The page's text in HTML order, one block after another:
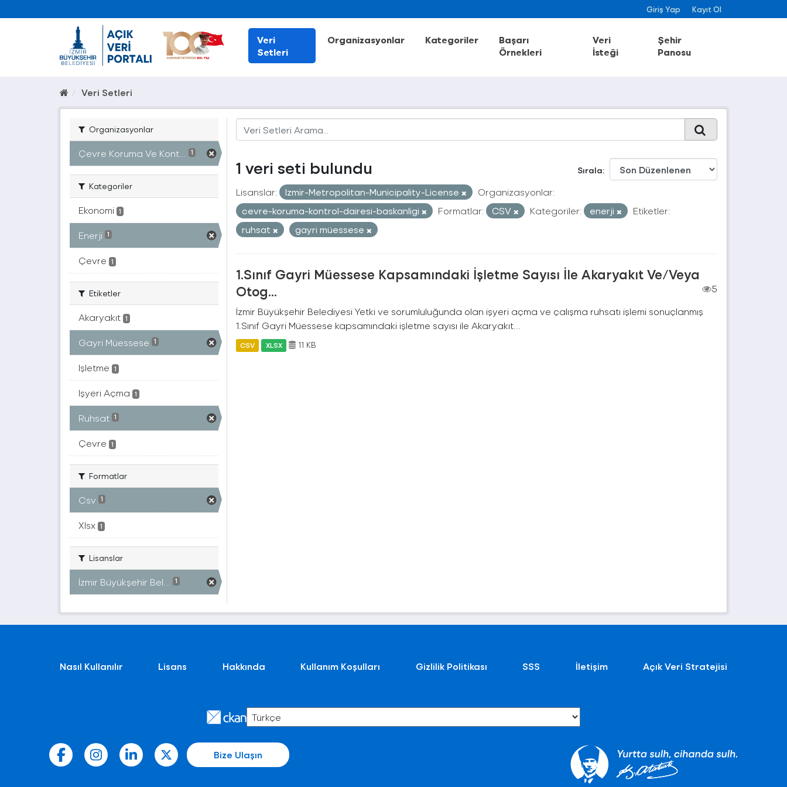
Giriş Yap Kayıt Ol
Veri
Setleri
Organizasyonlar Kategoriler
Başarı
Örnekleri
Veri
İsteği
Şehir
Panosu
Veri Setleri
Organizasyonlar
Çevre Koruma Ve Kont... 1
Kategoriler
Ekonomi 1
Enerji 1
Çevre 1
Etiketler
Akaryakıt 1
Gayri Müessese 1
Işletme 1
Işyeri Açma 1
Ruhsat 1
Çevre 1
Formatlar
Csv 1
Xlsx 1
Lisanslar
İzmir Büyükşehir Bel... 1
Sırala
1 veri seti bulundu
Lisanslar: Izmir-Metropolitan-Municipality-License
Organizasyonlar:
cevre-koruma-kontrol-dairesi-baskanligi
Formatlar: CSV Kategoriler: enerji
Etiketler:
ruhsat
gayri müessese
1.Sınıf Gayri Müessese Kapsamındaki İşletme Sayısı İle Akaryakıt Ve/Veya
Otog...
5
İzmir Büyükşehir Belediyesi Yetki ve sorumluluğunda olan işyeri açma ve çalışma ruhsatı işlemi sonuçlanmış
1.Sınıf Gayri Müessese kapsamındaki işletme sayısı ile Akaryakıt...
CSV XLSX 11 KB
Nasıl Kullanılır Lisans Hakkında Kullanım Koşulları Gizlilik Politikası SSS İletişim Açık Veri Stratejisi
Bize Ulaşın